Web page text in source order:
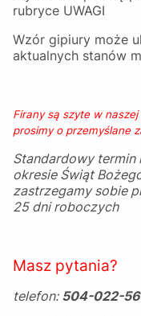
rubryce UWAGI
Wzór gipiury może
aktualnych stanów
Firany są szyte w
prosimy o przemyślane
Standardowy termin
okresie Świąt
zastrzegamy sobie
25 dni roboczych
Masz pytania?
telefon: 504-022-